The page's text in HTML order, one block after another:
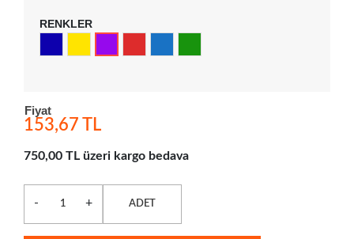
RENKLER
Fiyat
153,67 TL
750,00 TL üzeri kargo bedava
- + ADET